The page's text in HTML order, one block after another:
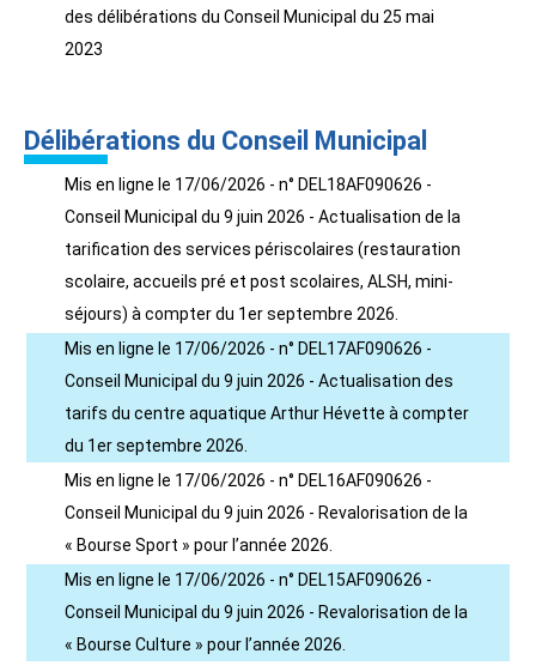
des délibérations du Conseil Municipal du 25 mai
2023
Délibérations du Conseil Municipal
Mis en ligne le 17/06/2026 - n° DEL18AF090626 -
Conseil Municipal du 9 juin 2026 - Actualisation de la
tarification des services périscolaires (restauration
scolaire, accueils pré et post scolaires, ALSH, mini-
séjours) à compter du 1er septembre 2026.
Mis en ligne le 17/06/2026 - n° DEL17AF090626 -
Conseil Municipal du 9 juin 2026 - Actualisation des
tarifs du centre aquatique Arthur Hévette à compter
du 1er septembre 2026.
Mis en ligne le 17/06/2026 - n° DEL16AF090626 -
Conseil Municipal du 9 juin 2026 - Revalorisation de la
« Bourse Sport » pour l’année 2026.
Mis en ligne le 17/06/2026 - n° DEL15AF090626 -
Conseil Municipal du 9 juin 2026 - Revalorisation de la
« Bourse Culture » pour l’année 2026.